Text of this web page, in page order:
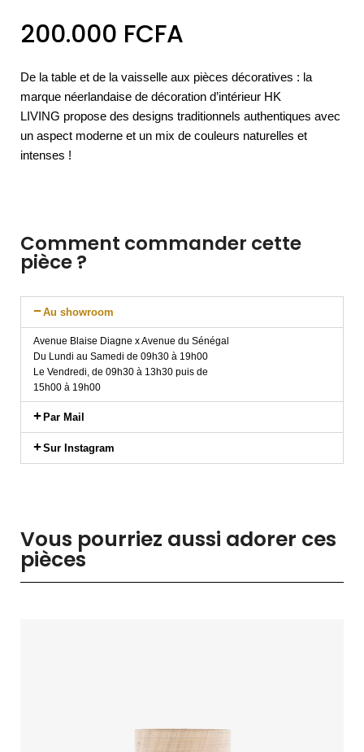
200.000 FCFA
De la table et de la vaisselle aux pièces décoratives : la
marque néerlandaise de décoration d’intérieur HK
LIVING propose des designs traditionnels authentiques avec
un aspect moderne et un mix de couleurs naturelles et
intenses !
Comment commander cette
pièce ?
Au showroom
Avenue Blaise Diagne x Avenue du Sénégal
Du Lundi au Samedi de 09h30 à 19h00
Le Vendredi, de 09h30 à 13h30 puis de
15h00 à 19h00
Par Mail
Sur Instagram
Vous pourriez aussi adorer ces
pièces